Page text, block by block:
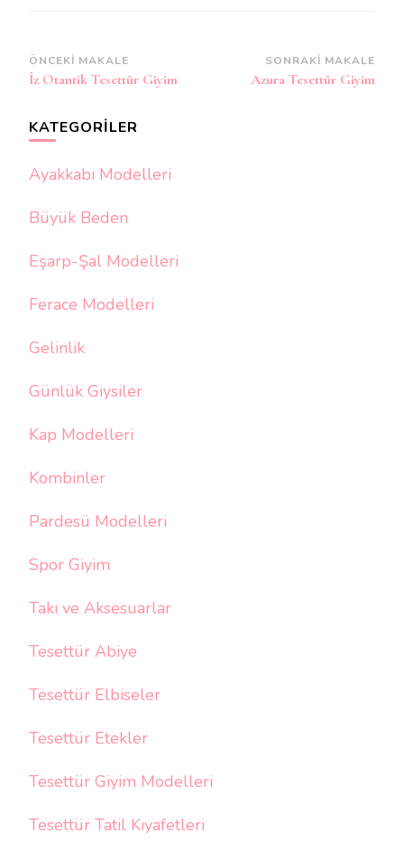
Yazı
dolaşımı
ÖNCEKI MAKALE
İz Otantik Tesettür Giyim
SONRAKI MAKALE
Azura Tesettür Giyim
KATEGORILER
Ayakkabı Modelleri
Büyük Beden
Eşarp-Şal Modelleri
Ferace Modelleri
Gelinlik
Günlük Giysiler
Kap Modelleri
Kombinler
Pardesü Modelleri
Spor Giyim
Takı ve Aksesuarlar
Tesettür Abiye
Tesettür Elbiseler
Tesettür Etekler
Tesettür Giyim Modelleri
Tesettür Tatil Kıyafetleri